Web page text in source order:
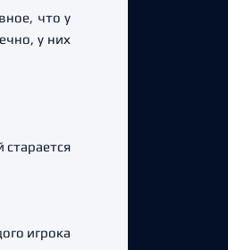
что у
у них
игрока